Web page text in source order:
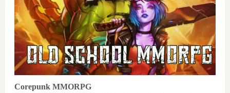
Corepunk MMORPG